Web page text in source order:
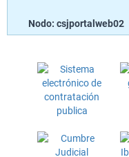
Nodo: csjportalweb02